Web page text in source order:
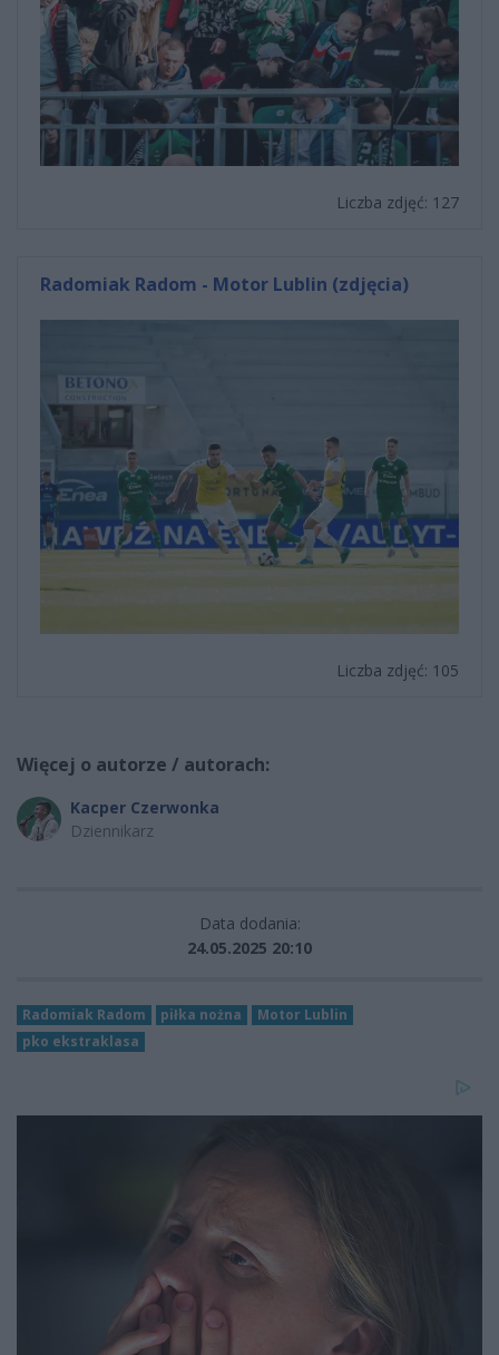
Liczba zdjęć: 127
Radomiak Radom - Motor Lublin (zdjęcia)
Liczba zdjęć: 105
Więcej o autorze / autorach:
Kacper Czerwonka
Dziennikarz
Data dodania:
24.05.2025 20:10
Radomiak Radom piłka nożna
Motor Lublin
pko ekstraklasa